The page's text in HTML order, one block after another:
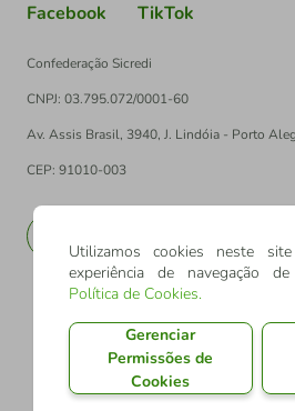
Facebook TikTok
Confederação Sicredi
CNPJ: 03.795.072/0001-60
Av. Assis Brasil, 3940, J. Lindóia - Porto
CEP: 91010-003
Utilizamos cookies neste
experiência de navegação
Política de Cookies.
Gerenciar
Permissões de
Cookies